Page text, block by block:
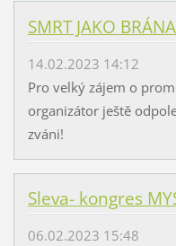
SMRT JAKO
14.02.2023 14:12
Pro velký zájem o
organizátor ještě
zváni!
Sleva- kongres
06.02.2023 15:48